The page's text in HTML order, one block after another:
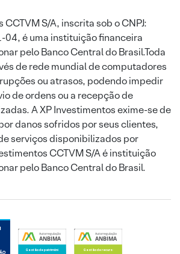
CCTVM S/A, inscrita sob o CNPJ:
é uma instituição financeira
pelo Banco Central do Brasil.Toda
de rede mundial de computadores
ou atrasos, podendo impedir
de ordens ou a recepção de
A XP Investimentos exime-se de
danos sofridos por seus clientes,
serviços disponibilizados por
CCTVM S/A é instituição
pelo Banco Central do Brasil.